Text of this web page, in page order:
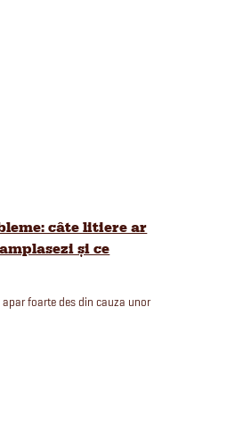
câte litiere ar
și ce
foarte des din cauza unor